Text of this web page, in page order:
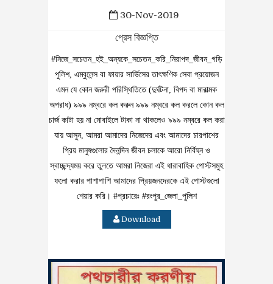
30-Nov-2019
প্রেস বিজ্ঞপ্তি
#নিজে_সচেতন_হই_অন্যকে_সচেতন_করি_নিরাপদ_জীবন_গড়ি
পুলিশ, এম্বুলেন্স বা ফায়ার সার্ভিসের তাৎক্ষণিক সেবা প্রয়োজন
এমন যে কোন জরুরী পরিস্থিতিতে (দুর্ঘটনা, বিপদ বা মারাত্মক
অপরাধ) ৯৯৯ নম্বরে কল করুন ৯৯৯ নম্বরে কল করলে কোন কল
চার্জ কাটা হয় না মোবাইলে টাকা না থাকলেও ৯৯৯ নম্বরে কল করা
যায় আসুন, আমরা আমাদের নিজেদের এবং আমাদের চারপাশের
প্রিয় মানুষগুলোর দৈনন্দিন জীবন চলাকে আরো নির্বিঘ্ন ও
স্বাচ্ছন্দ্যময় করে তুলতে আমরা নিজেরা এই ধারাবাহিক পোস্টসমুহ
ফলো করার পাশাপাশি আমাদের প্রিয়জনদেরকে এই পোস্টগুলো
শেয়ার করি। #প্রচারেঃ #রংপুর_জেলা_পুলিশ
Download